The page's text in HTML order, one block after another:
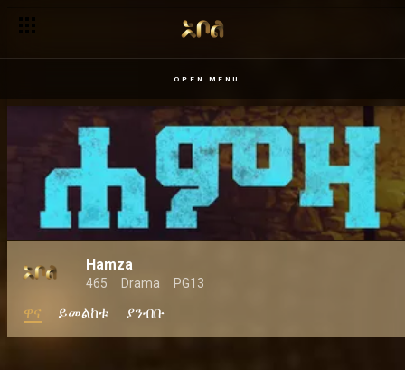
OPEN MENU
Hamza
465 Drama PG13
ዋና ይመልከቱ ያንብቡ